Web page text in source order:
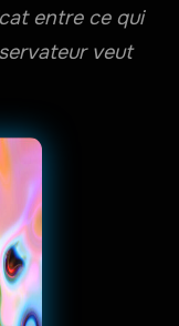
entre ce qui
veut